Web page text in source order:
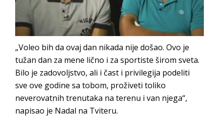
„Voleo bih da ovaj dan nikada nije došao. Ovo je
tužan dan za mene lično i za sportiste širom sveta.
Bilo je zadovoljstvo, ali i čast i privilegija podeliti
sve ove godine sa tobom, proživeti toliko
neverovatnih trenutaka na terenu i van njega“,
napisao je Nadal na Tviteru.